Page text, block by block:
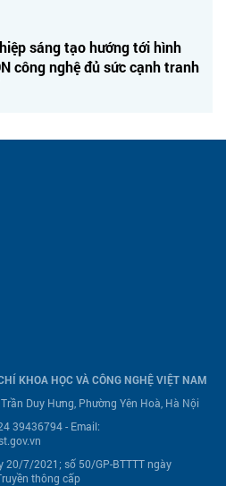
sáng tạo hướng tới hình
công nghệ đủ sức cạnh tranh
KHOA HỌC VÀ CÔNG NGHỆ VIỆT NAM
Duy Hưng, Phường Yên Hoà, Hà Nội
39436794 - Email:
20/7/2021; số 50/GP-BTTTT ngày
thông cấp